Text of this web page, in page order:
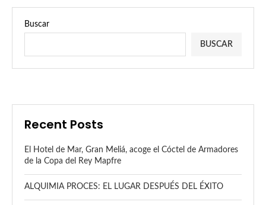
Buscar
BUSCAR
Recent Posts
El Hotel de Mar, Gran Meliá, acoge el Cóctel de Armadores
de la Copa del Rey Mapfre
ALQUIMIA PROCES: EL LUGAR DESPUÉS DEL ÉXITO